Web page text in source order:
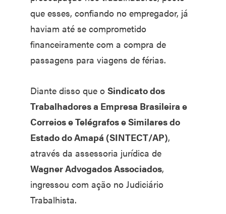
que esses, confiando no empregador, já
haviam até se comprometido
financeiramente com a compra de
passagens para viagens de férias.
Diante disso que o Sindicato dos
Trabalhadores a Empresa Brasileira e
Correios e Telégrafos e Similares do
Estado do Amapá (SINTECT/AP),
através da assessoria jurídica de
Wagner Advogados Associados,
ingressou com ação no Judiciário
Trabalhista.